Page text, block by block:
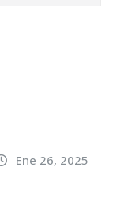
Ene 26, 2025